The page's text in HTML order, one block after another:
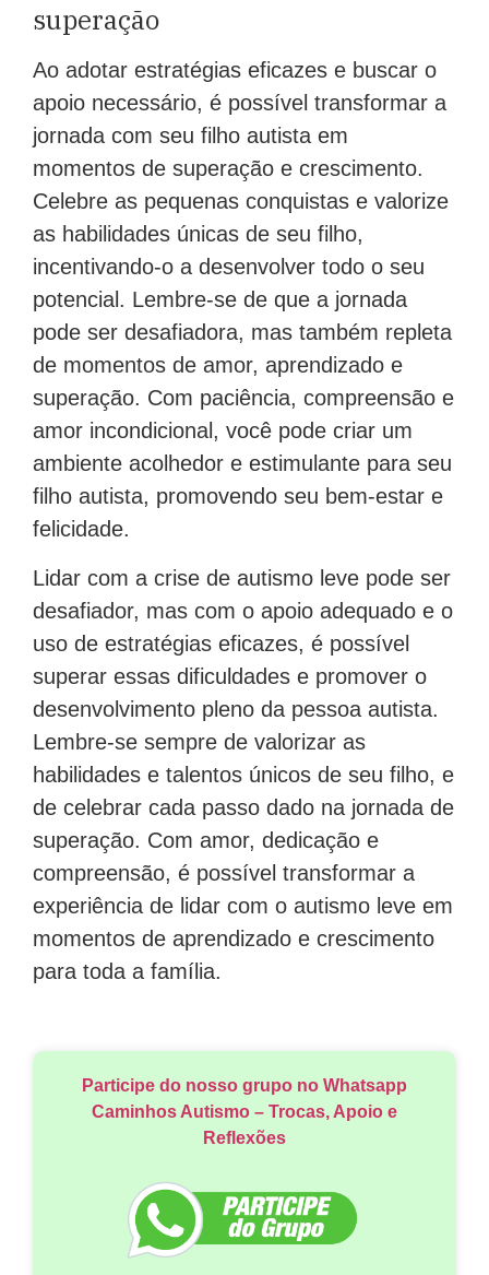
superação
Ao adotar estratégias eficazes e buscar o
apoio necessário, é possível transformar a
jornada com seu filho autista em
momentos de superação e crescimento.
Celebre as pequenas conquistas e valorize
as habilidades únicas de seu filho,
incentivando-o a desenvolver todo o seu
potencial. Lembre-se de que a jornada
pode ser desafiadora, mas também repleta
de momentos de amor, aprendizado e
superação. Com paciência, compreensão e
amor incondicional, você pode criar um
ambiente acolhedor e estimulante para seu
filho autista, promovendo seu bem-estar e
felicidade.
Lidar com a crise de autismo leve pode ser
desafiador, mas com o apoio adequado e o
uso de estratégias eficazes, é possível
superar essas dificuldades e promover o
desenvolvimento pleno da pessoa autista.
Lembre-se sempre de valorizar as
habilidades e talentos únicos de seu filho, e
de celebrar cada passo dado na jornada de
superação. Com amor, dedicação e
compreensão, é possível transformar a
experiência de lidar com o autismo leve em
momentos de aprendizado e crescimento
para toda a família.
Participe do nosso grupo no Whatsapp
Caminhos Autismo – Trocas, Apoio e
Reflexões